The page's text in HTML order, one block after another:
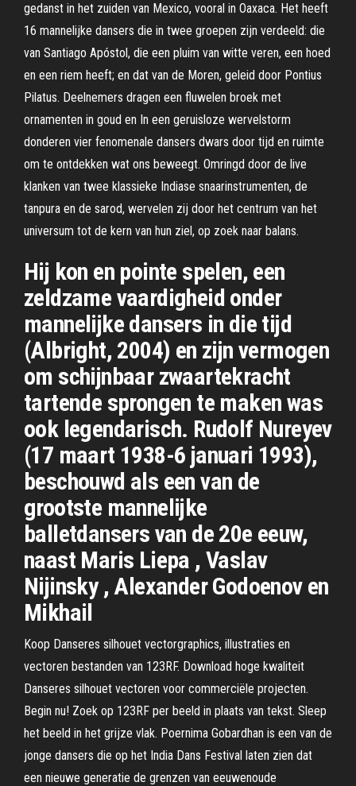
gedanst in het zuiden van Mexico, vooral in Oaxaca. Het heeft
16 mannelijke dansers die in twee groepen zijn verdeeld: die
van Santiago Apóstol, die een pluim van witte veren, een hoed
en een riem heeft; en dat van de Moren, geleid door Pontius
Pilatus. Deelnemers dragen een fluwelen broek met
ornamenten in goud en In een geruisloze wervelstorm
donderen vier fenomenale dansers dwars door tijd en ruimte
om te ontdekken wat ons beweegt. Omringd door de live
klanken van twee klassieke Indiase snaarinstrumenten, de
tanpura en de sarod, wervelen zij door het centrum van het
universum tot de kern van hun ziel, op zoek naar balans.
Hij kon en pointe spelen, een
zeldzame vaardigheid onder
mannelijke dansers in die tijd
(Albright, 2004) en zijn vermogen
om schijnbaar zwaartekracht
tartende sprongen te maken was
ook legendarisch. Rudolf Nureyev
(17 maart 1938-6 januari 1993),
beschouwd als een van de
grootste mannelijke
balletdansers van de 20e eeuw,
naast Maris Liepa , Vaslav
Nijinsky , Alexander Godoenov en
Mikhail
Koop Danseres silhouet vectorgraphics, illustraties en
vectoren bestanden van 123RF. Download hoge kwaliteit
Danseres silhouet vectoren voor commerciële projecten.
Begin nu! Zoek op 123RF per beeld in plaats van tekst. Sleep
het beeld in het grijze vlak. Poernima Gobardhan is een van de
jonge dansers die op het India Dans Festival laten zien dat
een nieuwe generatie de grenzen van eeuwenoude